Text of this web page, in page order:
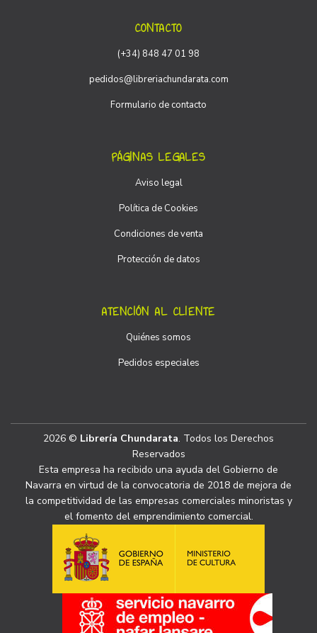
CONTACTO
(+34) 848 47 01 98
pedidos@libreriachundarata.com
Formulario de contacto
PÁGINAS LEGALES
Aviso legal
Política de Cookies
Condiciones de venta
Protección de datos
ATENCIÓN AL CLIENTE
Quiénes somos
Pedidos especiales
2026 © Librería Chundarata. Todos los Derechos
Reservados
Esta empresa ha recibido una ayuda del Gobierno de
Navarra en virtud de la convocatoria de 2018 de mejora de
la competitividad de las empresas comerciales minoristas y
el fomento del emprendimiento comercial.